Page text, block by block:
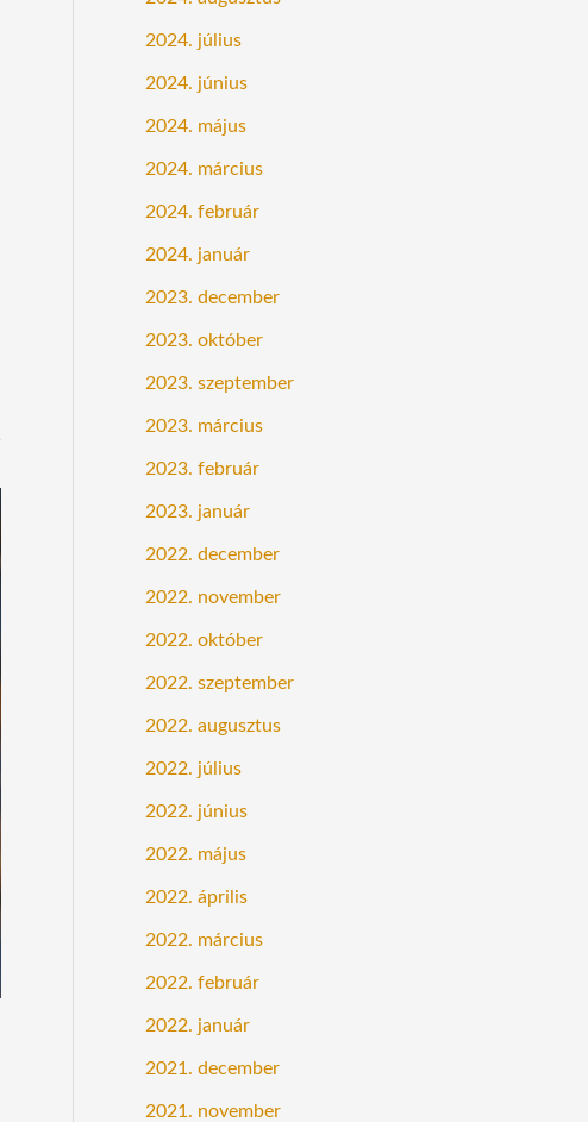
2024. július
2024. június
2024. május
2024. március
2024. február
2024. január
2023. december
2023. október
2023. szeptember
2023. március
2023. február
2023. január
2022. december
2022. november
2022. október
2022. szeptember
2022. augusztus
2022. július
2022. június
2022. május
2022. április
2022. március
2022. február
2022. január
2021. december
2021. november